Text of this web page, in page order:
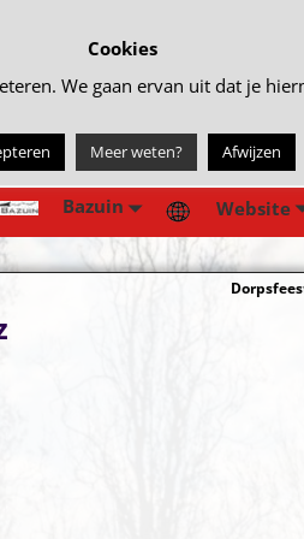
Bazuin Website
Cookies
We gaan ervan uit dat je
Meer weten? Afwijzen